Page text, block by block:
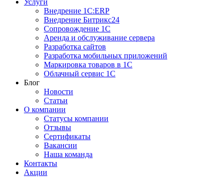
Услуги
Внедрение 1С:ERP
Внедрение Битрикс24
Сопровождение 1С
Аренда и обслуживание сервера
Разработка сайтов
Разработка мобильных приложений
Маркировка товаров в 1С
Облачный сервис 1С
Блог
Новости
Статьи
О компании
Cтатусы компании
Отзывы
Сертификаты
Вакансии
Наша команда
Контакты
Акции